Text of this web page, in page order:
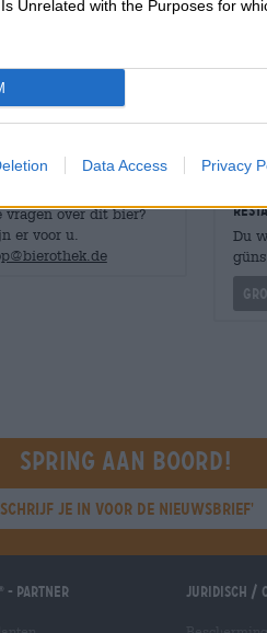
Unrelated with the Purposes for
Data Access Privacy
door een fris boeket. Delicate
Zachte mout onderstreept het
vragen over dit bier?
er voor u.
Du
Spring aan boord!
je in voor de nieuwsbrief'
- Partner Juridisch /